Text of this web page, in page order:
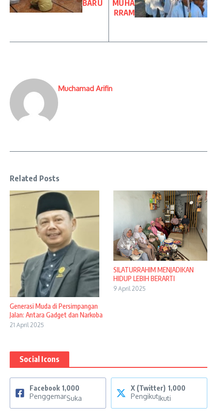
BARU
MUHA
RRAM
Muchamad Arifin
Related Posts
Generasi Muda di Persimpangan
Jalan: Antara Gadget dan Narkoba
21 April 2025
SILATURRAHIM MENJADIKAN
HIDUP LEBIH BERARTI
9 April 2025
Social Icons
Facebook 1,000
PenggemarSuka
X (Twitter) 1,000
PengikutIkuti